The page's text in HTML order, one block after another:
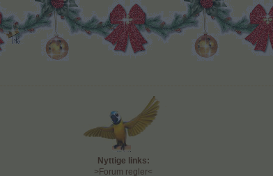
Nyttige links:
>Forum regler<